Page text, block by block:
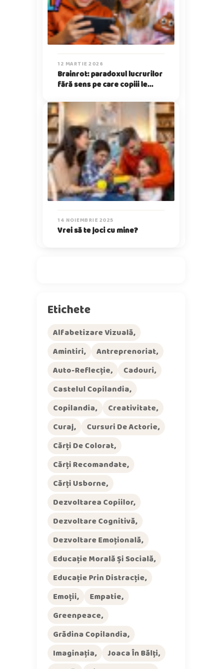
12 MARTIE 2026
Brainrot: paradoxul lucrurilor
fără sens pe care copiii le
14 NOIEMBRIE 2025
Vrei să te joci cu mine?
Etichete
Alfabetizare Vizuală
Amintiri
Antreprenoriat
Auto-Reflecție
Cadouri
Castelul Copilandia
Copilandia
Creativitate
Curaj
Cursuri De Actorie
Cărți De Colorat
Cărți Recomandate
Cărți Usborne
Dezvoltarea Copiilor
Dezvoltare Cognitivă
Dezvoltare Emoțională
Educație Morală Și Socială
Educație Prin Distracție
Emoții
Empatie
Greenpeace
Grădina Copilandia
Imaginația
Joaca În Bălți